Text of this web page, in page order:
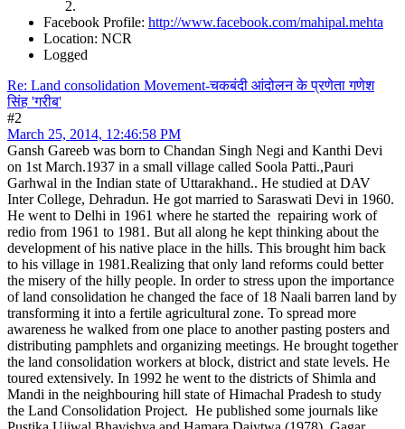
Facebook Profile: http://www.facebook.com/mahipal.mehta
Location: NCR
Logged
Re: Land consolidation Movement-चकबंदी आंदोलन के प्रणेता गणेश
सिंह 'गरीब'
#2
March 25, 2014, 12:46:58 PM
Gansh Gareeb was born to Chandan Singh Negi and Kanthi Devi
on 1st March.1937 in a small village called Soola Patti.,Pauri
Garhwal in the Indian state of Uttarakhand.. He studied at DAV
Inter College, Dehradun. He got married to Saraswati Devi in 1960.
He went to Delhi in 1961 where he started the repairing work of
redio from 1961 to 1981. But all along he kept thinking about the
development of his native place in the hills. This brought him back
to his village in 1981.Realizing that only land reforms could better
the misery of the hilly people. In order to stress upon the importance
of land consolidation he changed the face of 18 Naali barren land by
transforming it into a fertile agricultural zone. To spread more
awareness he walked from one place to another pasting posters and
distributing pamphlets and organizing meetings. He brought together
the land consolidation workers at block, district and state levels. He
toured extensively. In 1992 he went to the districts of Shimla and
Mandi in the neighbouring hill state of Himachal Pradesh to study
the Land Consolidation Project. He published some journals like